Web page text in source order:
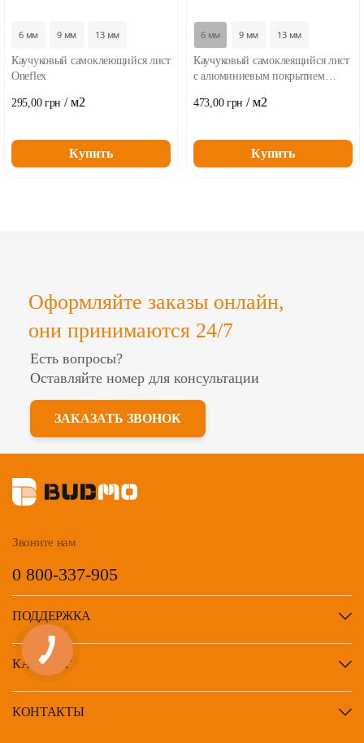
6 мм 9 мм 13 мм
Каучуковый самоклеющийся лист
Oneflex
295,00 грн / м2
Купить
6 мм 9 мм 13 мм
Каучуковый самоклеящийся лист
с алюминиевым покрытием
473,00 грн / м2
Купить
Оформляйте заказы онлайн,
они принимаются 24/7
Есть вопросы?
Оставляйте номер для консультации
ЗАКАЗАТЬ ЗВОНОК
Звоните нам
0 800-337-905
ПОДДЕРЖКА
КАТАЛОГ
КОНТАКТЫ